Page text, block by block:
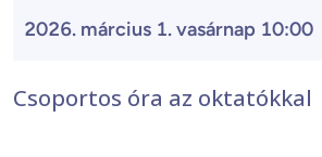
2026. március 1. vasárnap 10:00
Csoportos óra az oktatókkal